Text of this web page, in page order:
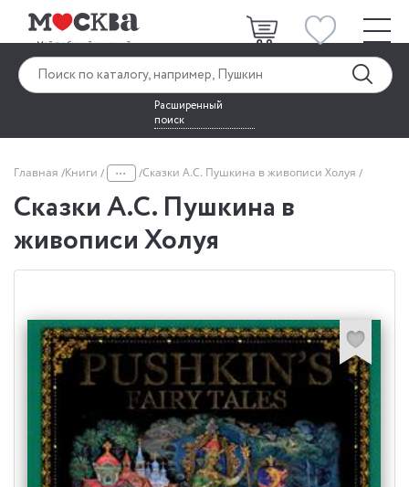
Расширенный
поиск
Главная Книги ... Сказки А.С. Пушкина в живописи Холуя
Сказки А.С. Пушкина в
живописи Холуя